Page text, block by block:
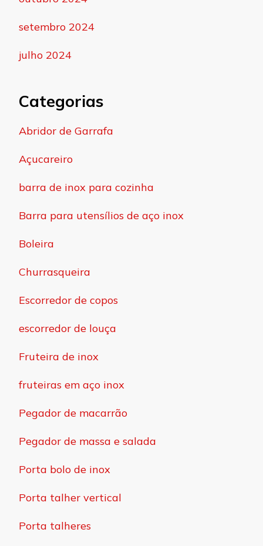
setembro 2024
julho 2024
Categorias
Abridor de Garrafa
Açucareiro
barra de inox para cozinha
Barra para utensílios de aço inox
Boleira
Churrasqueira
Escorredor de copos
escorredor de louça
Fruteira de inox
fruteiras em aço inox
Pegador de macarrão
Pegador de massa e salada
Porta bolo de inox
Porta talher vertical
Porta talheres